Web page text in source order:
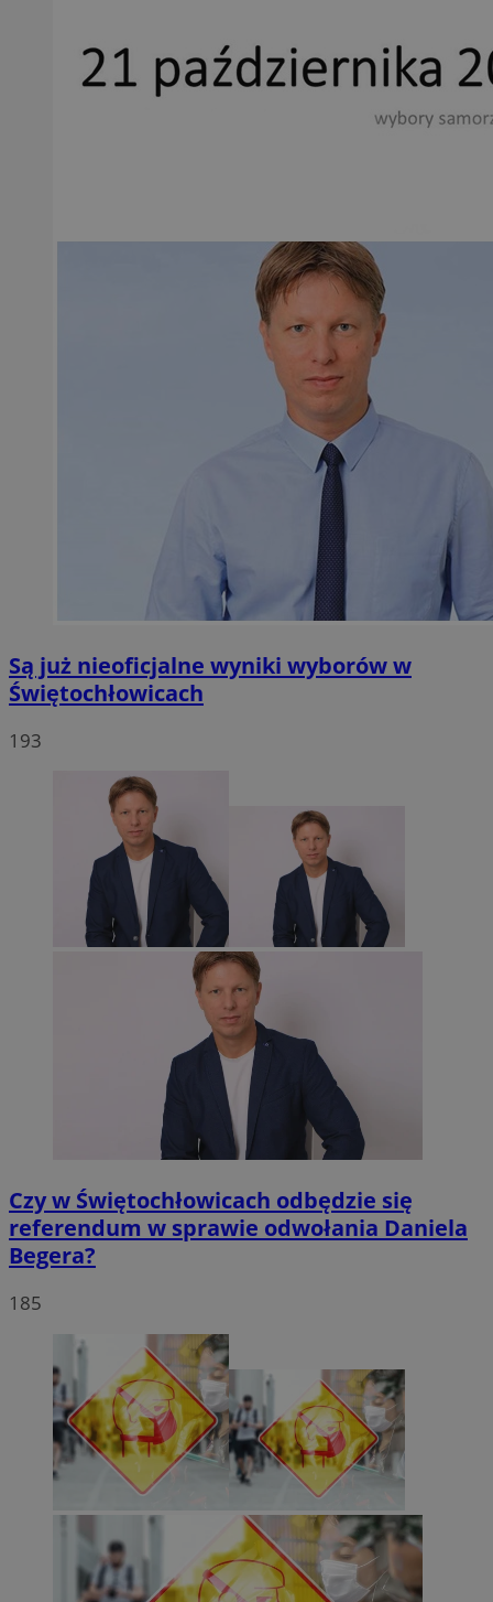
Są już nieoficjalne wyniki wyborów w
Świętochłowicach
193
Czy w Świętochłowicach odbędzie się
referendum w sprawie odwołania Daniela
Begera?
185